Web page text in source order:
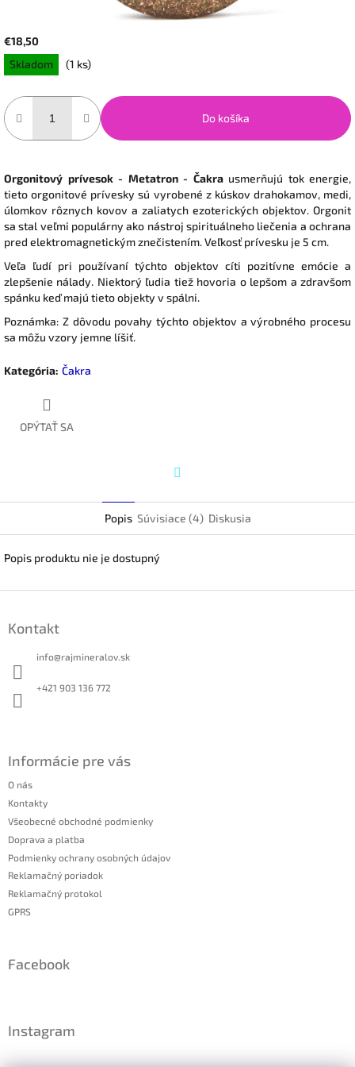
€18,50
Jednotková
cena:
Skladom (1 ks)
Do košíka
Orgonitový prívesok - Metatron - Čakrausmerňujú tok energie,
tieto orgonitové prívesky sú vyrobené z kúskov drahokamov, medi,
úlomkov rôznych kovov a zaliatych ezoterických objektov. Orgonit
sa stal veľmi populárny ako nástroj spirituálneho liečenia a ochrana
pred elektromagnetickým znečistením. Veľkosť prívesku je 5 cm.
Veľa ľudí pri používaní týchto objektov cíti pozitívne emócie a
zlepšenie nálady. Niektorý ľudia tiež hovoria o lepšom a zdravšom
spánku keď majú tieto objekty v spálni.
Poznámka: Z dôvodu povahy týchto objektov a výrobného procesu
sa môžu vzory jemne líšiť.
Kategória: Čakra
OPÝTAŤ SA
Popis Súvisiace (4) Diskusia
Popis produktu nie je dostupný
Kontakt
info@rajmineralov.sk
+421 903 136 772
Informácie pre vás
O nás
Kontakty
Všeobecné obchodné podmienky
Doprava a platba
Podmienky ochrany osobných údajov
Reklamačný poriadok
Reklamačný protokol
GPRS
Facebook
Instagram